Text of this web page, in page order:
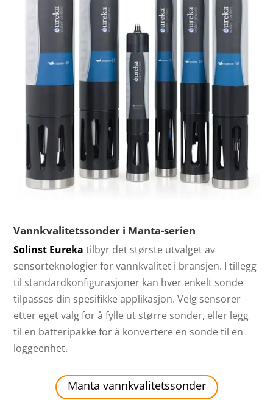
Vannkvalitetssonder i Manta-serien
Solinst Eureka tilbyr det største utvalget av
sensorteknologier for vannkvalitet i bransjen. I tillegg
til standardkonfigurasjoner kan hver enkelt sonde
tilpasses din spesifikke applikasjon. Velg sensorer
etter eget valg for å fylle ut større sonder, eller legg
til en batteripakke for å konvertere en sonde til en
loggeenhet.
Manta vannkvalitetssonder